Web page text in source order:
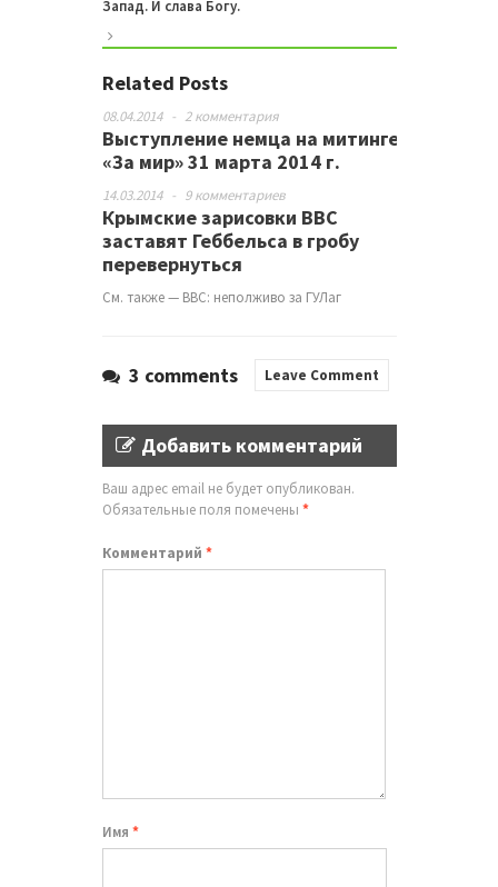
Запад. И слава Богу.
Related Posts
08.04.2014 - 2 комментария
Выступление немца на митинге
«За мир» 31 марта 2014 г.
14.03.2014 - 9 комментариев
Крымские зарисовки ВВС
заставят Геббельса в гробу
перевернуться
См. также — BBC: неполживо за ГУЛаг
3 comments Leave Comment
Добавить комментарий
Ваш адрес email не будет опубликован.
Обязательные поля помечены *
Комментарий *
Имя *